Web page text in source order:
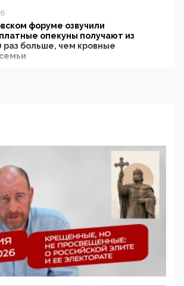
форуме озвучили
опекуны получают из
больше, чем кровные
ЮНЕСКО в России, но
продолжают определять
граждан: Минцифры намерено
и муниципалитетов право
дома и социальные объекты от
освободили от борца с
и опасным контентом